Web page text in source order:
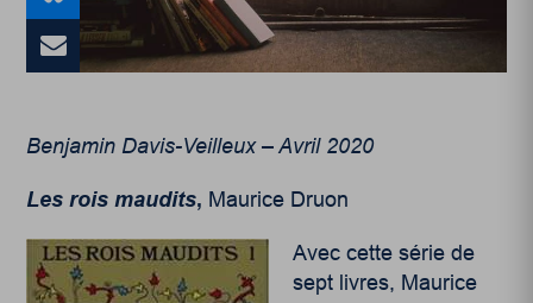
Benjamin Davis-Veilleux – Avril 2020
Les rois maudits, Maurice Druon
Avec cette série de
sept livres, Maurice